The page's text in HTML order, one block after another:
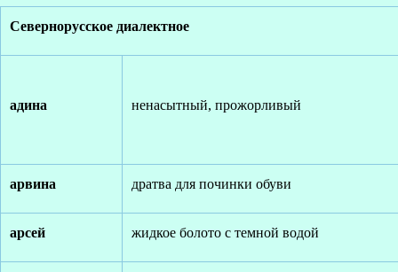
Севернорусское диалектное
адина ненасытный, прожорливый
арвина дратва для починки обуви
арсей жидкое болото с темной водой